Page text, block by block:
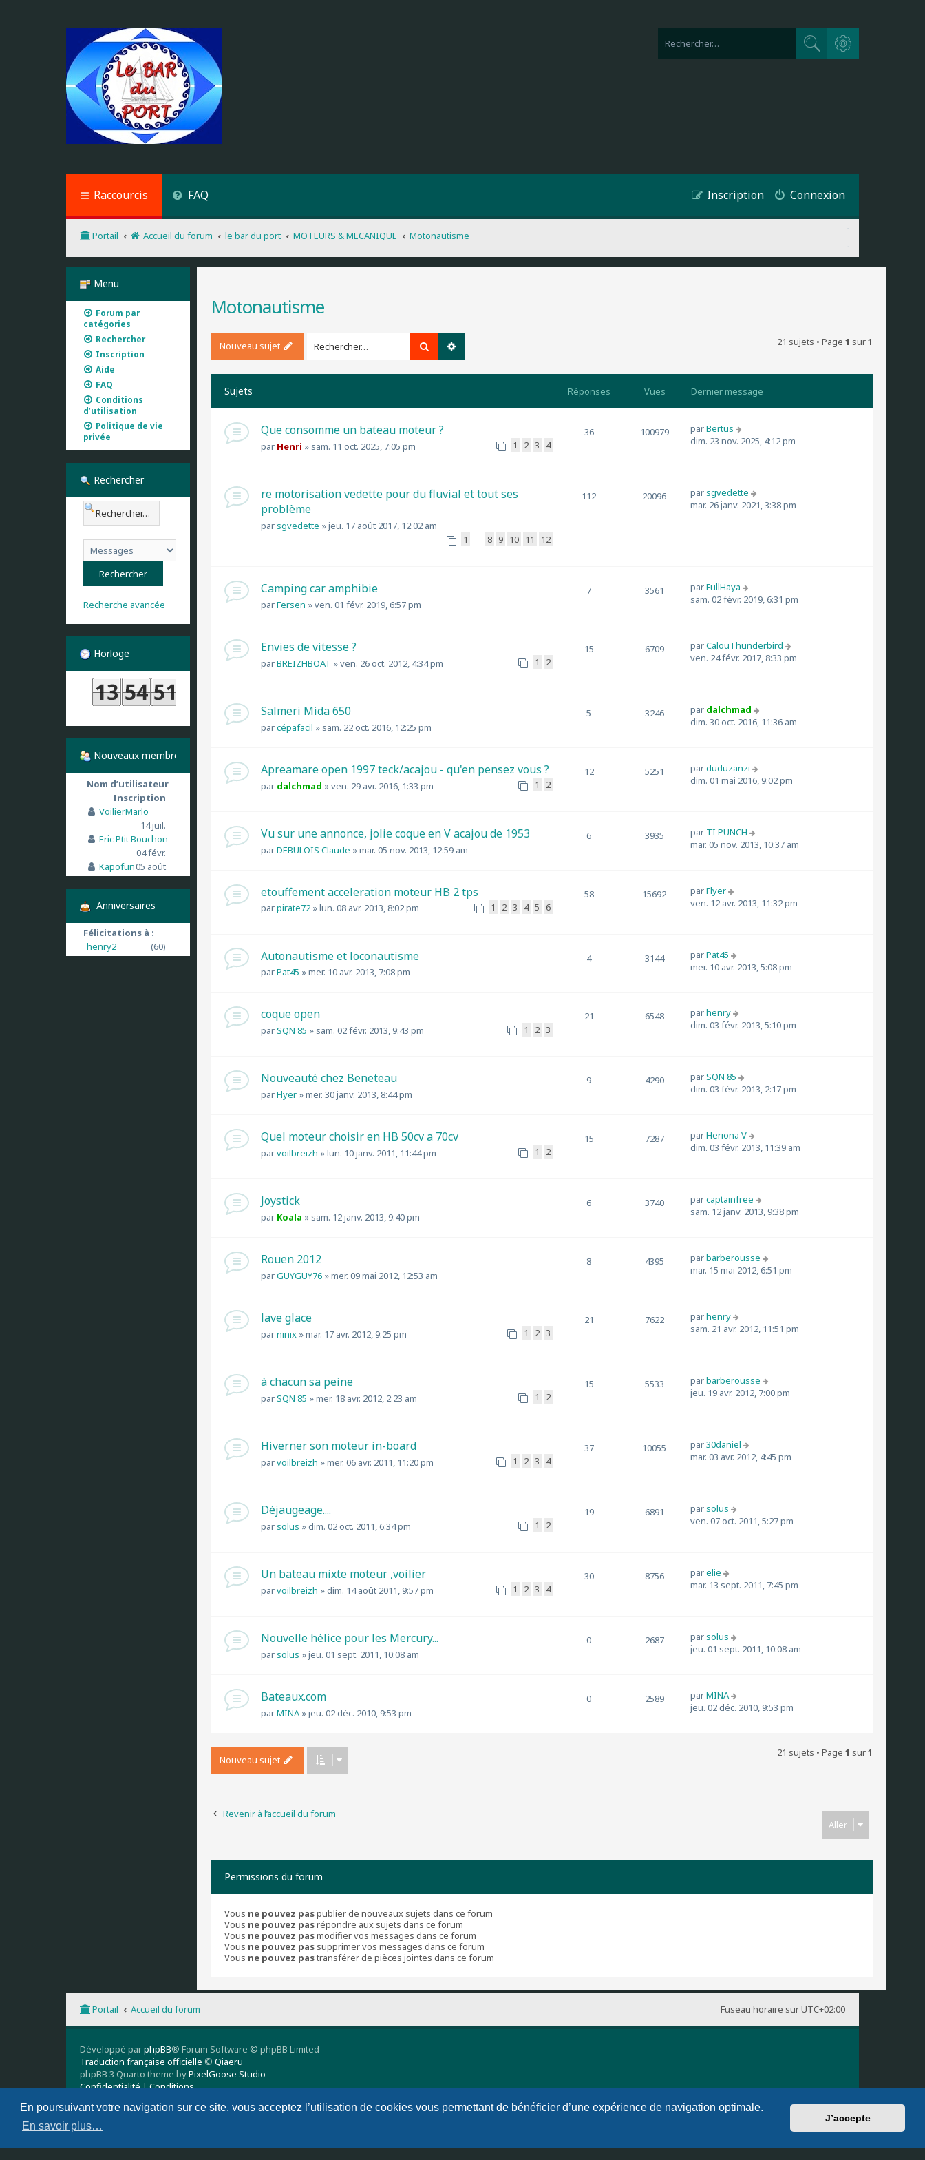
En poursuivant votre navigation sur ce site, vous acceptez l’utilisation de cookies vous permettant de bénéficier d’une expérience de navigation optimale.
En savoir plus…
J’accepte
Rechercher
Recherche avancée
Raccourcis FAQ Connexion
Inscription
Portail Accueil du forum le bar du port MOTEURS & MECANIQUE Motonautisme
Motonautisme
Nouveau sujet Rechercher 21 sujets • Page 1 sur1
Sujets Réponses Vues Dernier message
Que consomme un bateau moteur ?
par Henri » sam. 11 oct. 2025, 7:05 pm 1 2 3 4
36 100979 parBertus
dim. 23 nov. 2025, 4:12 pm
re motorisation vedette pour du fluvial et tout ses
problème
parsgvedette »jeu. 17 août 2017, 12:02 am
1
8 9 10 11 12
112 20096 parsgvedette
mar. 26 janv. 2021, 3:38 pm
Camping car amphibie
parFersen »ven. 01 févr. 2019, 6:57 pm
7 3561 parFullHaya
sam. 02 févr. 2019, 6:31 pm
Envies de vitesse ?
parBREIZHBOAT »ven. 26 oct. 2012, 4:34 pm 1 2
15 6709 parCalouThunderbird
ven. 24 févr. 2017, 8:33 pm
Salmeri Mida 650
parcépafacil » sam. 22 oct. 2016, 12:25 pm
5 3246 par dalchmad
dim. 30 oct. 2016, 11:36 am
Apreamare open 1997 teck/acajou - qu'en pensez vous ?
par dalchmad »ven. 29 avr. 2016, 1:33 pm 1 2
12 5251 parduduzanzi
dim. 01 mai 2016, 9:02 pm
Vu sur une annonce, jolie coque en V acajou de 1953
parDEBULOIS Claude »mar. 05 nov. 2013, 12:59 am
6 3935 par TI PUNCH
mar. 05 nov. 2013, 10:37 am
etouffement acceleration moteur HB 2 tps
parpirate72 »lun. 08 avr. 2013, 8:02 pm 1 2 3 4 5 6
58 15692 parFlyer
ven. 12 avr. 2013, 11:32 pm
Autonautisme et loconautisme
parPat45 »mer. 10 avr. 2013, 7:08 pm
4 3144 parPat45
mer. 10 avr. 2013, 5:08 pm
coque open
parSQN 85 » sam. 02 févr. 2013, 9:43 pm 1 2 3
21 6548 parhenry
dim. 03 févr. 2013, 5:10 pm
Nouveauté chez Beneteau
parFlyer »mer. 30 janv. 2013, 8:44 pm
9 4290 parSQN 85
dim. 03 févr. 2013, 2:17 pm
Quel moteur choisir en HB 50cv a 70cv
parvoilbreizh »lun. 10 janv. 2011, 11:44 pm 1 2
15 7287 parHeriona V
dim. 03 févr. 2013, 11:39 am
Joystick
par Koala » sam. 12 janv. 2013, 9:40 pm
6 3740 parcaptainfree
sam. 12 janv. 2013, 9:38 pm
Rouen 2012
parGUYGUY76 »mer. 09 mai 2012, 12:53 am
8 4395 parbarberousse
mar. 15 mai 2012, 6:51 pm
lave glace
parninix »mar. 17 avr. 2012, 9:25 pm 1 2 3
21 7622 parhenry
sam. 21 avr. 2012, 11:51 pm
à chacun sa peine
parSQN 85 »mer. 18 avr. 2012, 2:23 am 1 2
15 5533 parbarberousse
jeu. 19 avr. 2012, 7:00 pm
Hiverner son moteur in-board
parvoilbreizh »mer. 06 avr. 2011, 11:20 pm 1 2 3 4
37 10055 par30daniel
mar. 03 avr. 2012, 4:45 pm
Déjaugeage....
parsolus »dim. 02 oct. 2011, 6:34 pm 1 2
19 6891 parsolus
ven. 07 oct. 2011, 5:27 pm
Un bateau mixte moteur ,voilier
parvoilbreizh »dim. 14 août 2011, 9:57 pm 1 2 3 4
30 8756 parelie
mar. 13 sept. 2011, 7:45 pm
Nouvelle hélice pour les Mercury...
parsolus »jeu. 01 sept. 2011, 10:08 am
0 2687 parsolus
jeu. 01 sept. 2011, 10:08 am
Bateaux.com
parMINA»jeu. 02 déc. 2010, 9:53 pm
0 2589 parMINA
jeu. 02 déc. 2010, 9:53 pm
Nouveau sujet
21 sujets • Page 1 sur1
Revenir à l’accueil du forum
Aller
Permissions du forum
Vous ne pouvez paspublier de nouveaux sujets dans ce forum
Vous ne pouvez pasrépondre aux sujets dans ce forum
Vous ne pouvez pasmodifier vos messages dans ce forum
Vous ne pouvez pas supprimer vos messages dans ce forum
Vous ne pouvez pastransférer de pièces jointes dans ce forum
Menu
Forum par
catégories
Rechercher
Inscription
Aide
FAQ
Conditions
d’utilisation
Politique de vie
privée
Rechercher
Recherche avancée
Horloge
Nouveaux membres
Nom d’utilisateur
Inscription
VoilierMarlo
14 juil.
Eric Ptit Bouchon
04 févr.
Kapofun05 août
Anniversaires
Félicitations à :
henry2
(60)
Fuseau horaire surUTC+02:00
Portail Accueil du forum
Développé parphpBB® Forum Software © phpBB Limited
Traduction française officielle © Qiaeru
phpBB 3 Quarto theme byPixelGoose Studio
Confidentialité|Conditions
Supprimer les cookies